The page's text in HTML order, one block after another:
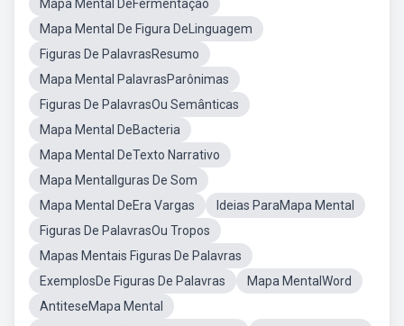
Mapa Mental DeFermentação
Mapa Mental De Figura DeLinguagem
Figuras De PalavrasResumo
Mapa Mental PalavrasParônimas
Figuras De PalavrasOu Semânticas
Mapa Mental DeBacteria
Mapa Mental DeTexto Narrativo
Mapa MentalIguras De Som
Mapa Mental DeEra Vargas
Ideias ParaMapa Mental
Figuras De PalavrasOu Tropos
Mapas Mentais Figuras De Palavras
ExemplosDe Figuras De Palavras
Mapa MentalWord
AntiteseMapa Mental